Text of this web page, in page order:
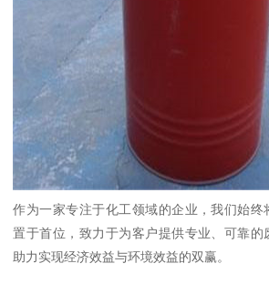
作为一家专注于化工领域的企业，我们始终
置于首位，致力于为客户提供专业、可靠的
助力实现经济效益与环境效益的双赢。